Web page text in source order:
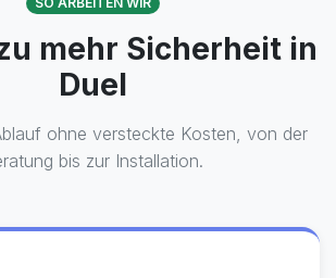
mehr Sicherheit in
Duel
ohne versteckte Kosten, von der
bis zur Installation.